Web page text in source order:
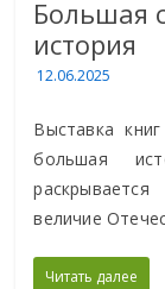
Большая
история
12.06.2025
Выставка
большая
величие
Читать далее